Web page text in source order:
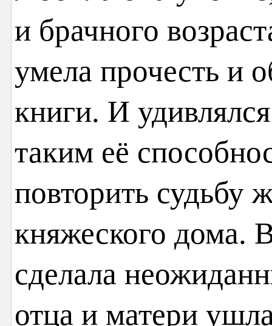
и брачного
умела прочесть и
книги. И
таким её
повторить судьбу
княжеского дома.
сделала
отца и матери